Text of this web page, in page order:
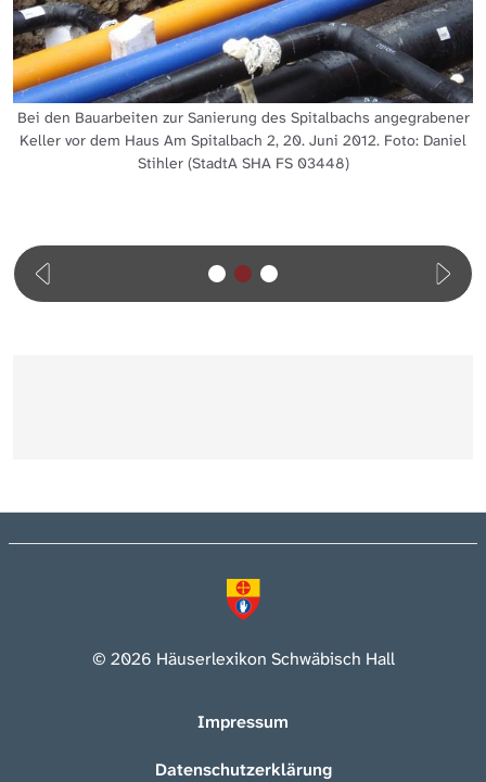
Bei den Bauarbeiten zur Sanierung des Spitalbachs angegrabener
Keller vor dem Haus Am Spitalbach 2, 20. Juni 2012. Foto: Daniel
Stihler (StadtA SHA FS 03448)
© 2026 Häuserlexikon Schwäbisch Hall
Impressum
Datenschutzerklärung